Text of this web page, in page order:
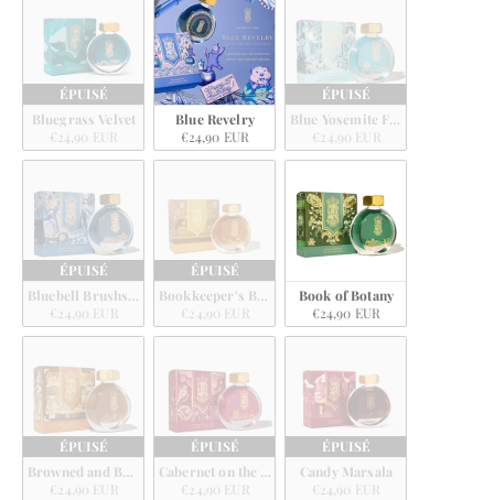
ÉPUISÉ
Bluegrass Velvet
€24,90 EUR
Blue Revelry
€24,90 EUR
ÉPUISÉ
Blue Yosemite Falls
€24,90 EUR
ÉPUISÉ
Bluebell Brushstrokes
€24,90 EUR
ÉPUISÉ
Bookkeeper's Brass
€24,90 EUR
Book of Botany
€24,90 EUR
ÉPUISÉ
Browned and Buttered
€24,90 EUR
ÉPUISÉ
Cabernet on the Lake
€24,90 EUR
ÉPUISÉ
Candy Marsala
€24,90 EUR